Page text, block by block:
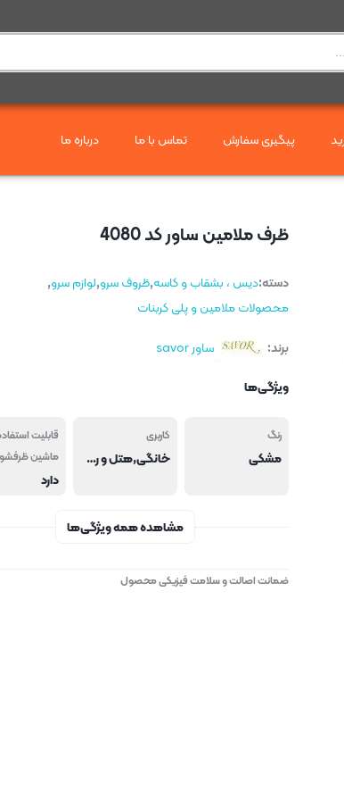
پیگیری سفارش تماس با ما درباره ما
ظرف ملامین ساور کد 4080
دسته:دیس ، بشقاب و کاسه,ظروف سرو,لوازم سرو,
محصولات ملامین و پلی کربنات
برند:
ساور savor
ویژگی‌ها
رنگ
مشکی
کاربری
خانگی,هتل و رستوران
قابلیت
ماشین
دارد
مشاهده همه ویژگی‌ها
ضمانت اصالت و سلامت فیزیکی محصول